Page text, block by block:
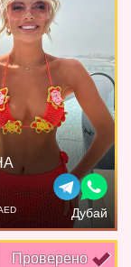
Дубай
Проверено